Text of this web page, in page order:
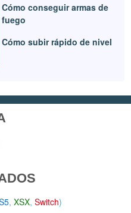
Cómo conseguir armas de
fuego
Cómo subir rápido de nivel
,XSX,Switch)